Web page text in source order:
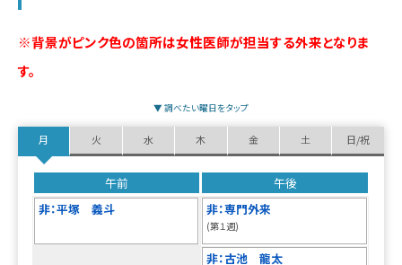
診療科・センター
特長と取り組み
医療関係者の方へ
※背景がピンク色の箇所は女性医師が担当する外来となりま
す。
▼ 調べたい曜日をタップ
月 火 水 木 金 土 日/祝
午前
午後
平塚 義斗
専門外来
(第１週)
古池 龍太